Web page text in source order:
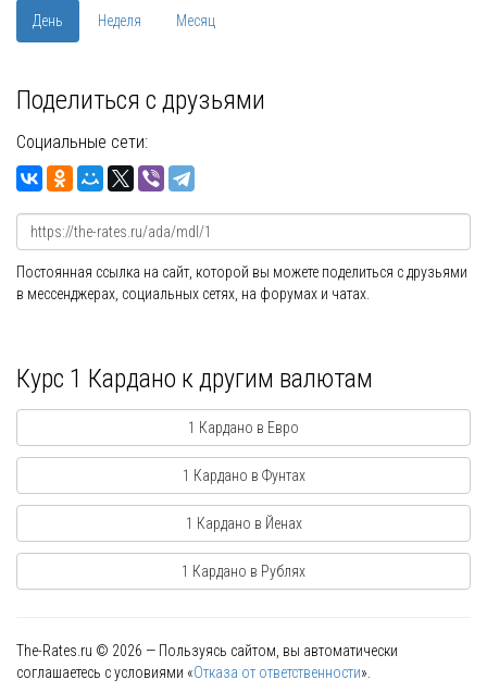
День Неделя Месяц
Поделиться с друзьями
Социальные сети:
Постоянная ссылка на сайт, которой вы можете поделиться с друзьями
в мессенджерах, социальных сетях, на форумах и чатах.
Курс 1 Кардано к другим валютам
1 Кардано в Евро
1 Кардано в Фунтах
1 Кардано в Йенах
1 Кардано в Рублях
The-Rates.ru © 2026 — Пользуясь сайтом, вы автоматически
соглашаетесь с условиями «Отказа от ответственности».